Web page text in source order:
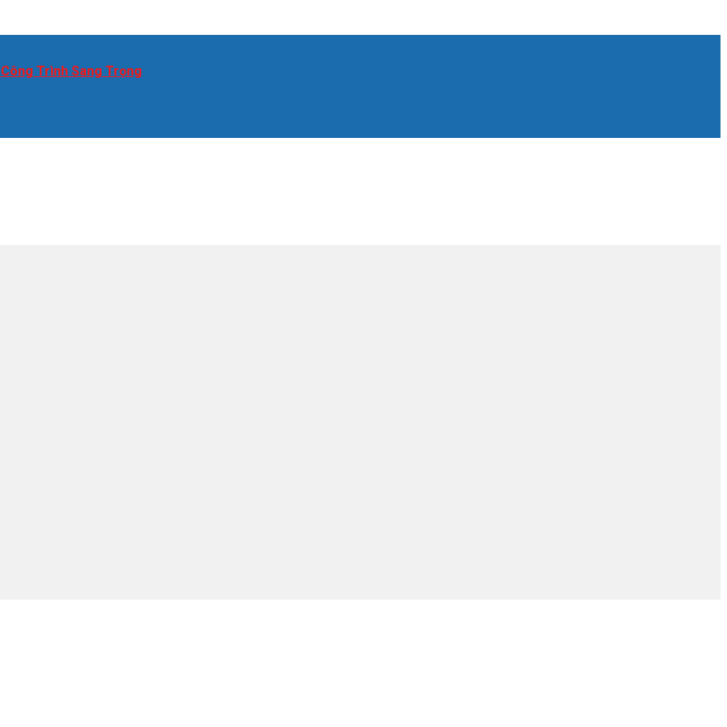
Trình Sang Trọng